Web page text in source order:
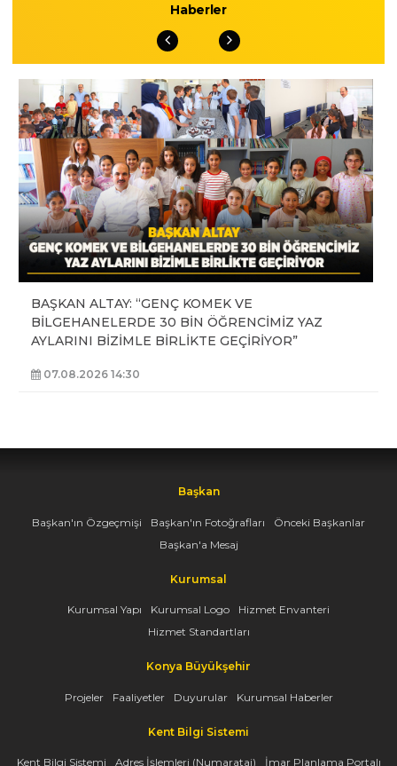
Haberler
BAŞKAN ALTAY: “GENÇ KOMEK VE
BİLGEHANELERDE 30 BİN ÖĞRENCİMİZ YAZ
AYLARINI BİZİMLE BİRLİKTE GEÇİRİYOR”
07.08.2026 14:30
Başkan
Başkan'ın Özgeçmişi Başkan'ın Fotoğrafları
Önceki Başkanlar
Başkan'a Mesaj
Kurumsal
Kurumsal Yapı Kurumsal Logo
Hizmet Envanteri
Hizmet Standartları
Konya Büyükşehir
Projeler Faaliyetler Duyurular Kurumsal Haberler
Kent Bilgi Sistemi
Kent Bilgi Sistemi Adres İşlemleri (Numarataj) İmar Planlama Portalı